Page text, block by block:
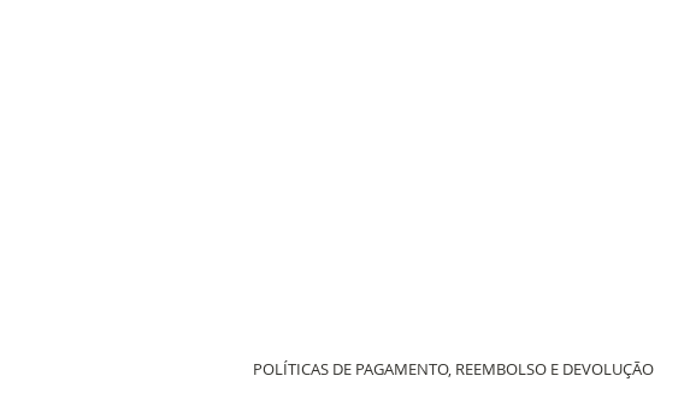
POLÍTICAS DE PAGAMENTO, REEMBOLSO E DEVOLUÇÃO